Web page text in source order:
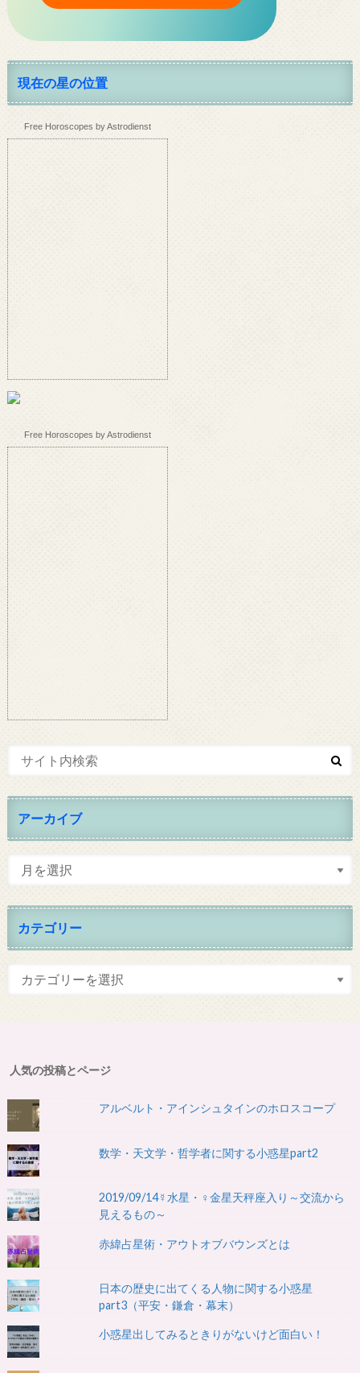
現在の星の位置
Free Horoscopes by Astrodienst
Free Horoscopes by Astrodienst
アーカイブ
カテゴリー
人気の投稿とページ
アルベルト・アインシュタインのホロスコープ
数学・天文学・哲学者に関する小惑星part2
2019/09/14☿水星・♀金星天秤座入り～交流から
見えるもの～
赤緯占星術・アウトオブバウンズとは
日本の歴史に出てくる人物に関する小惑星
part3（平安・鎌倉・幕末）
小惑星出してみるときりがないけど面白い！